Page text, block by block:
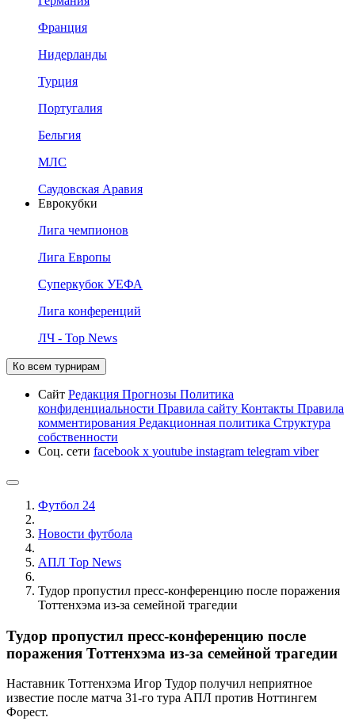
Франция
Нидерланды
Турция
Португалия
Бельгия
МЛС
Саудовская Аравия
Еврокубки
Лига чемпионов
Лига Европы
Суперкубок УЕФА
Лига конференций
ЛЧ - Top News
Ко всем турнирам
Сайт Редакция Прогнозы Политика
конфиденциальности Правила сайту Контакты Правила
комментирования Редакционная политика Структура
собственности
Соц. сети facebook x youtube instagram telegram viber
Футбол 24
Новости футбола
АПЛ Top News
Тудор пропустил пресс-конференцию после поражения
Тоттенхэма из-за семейной трагедии
Тудор пропустил пресс-конференцию после
поражения Тоттенхэма из-за семейной трагедии
Наставник Тоттенхэма Игор Тудор получил неприятное
известие после матча 31-го тура АПЛ против Ноттингем
Форест.